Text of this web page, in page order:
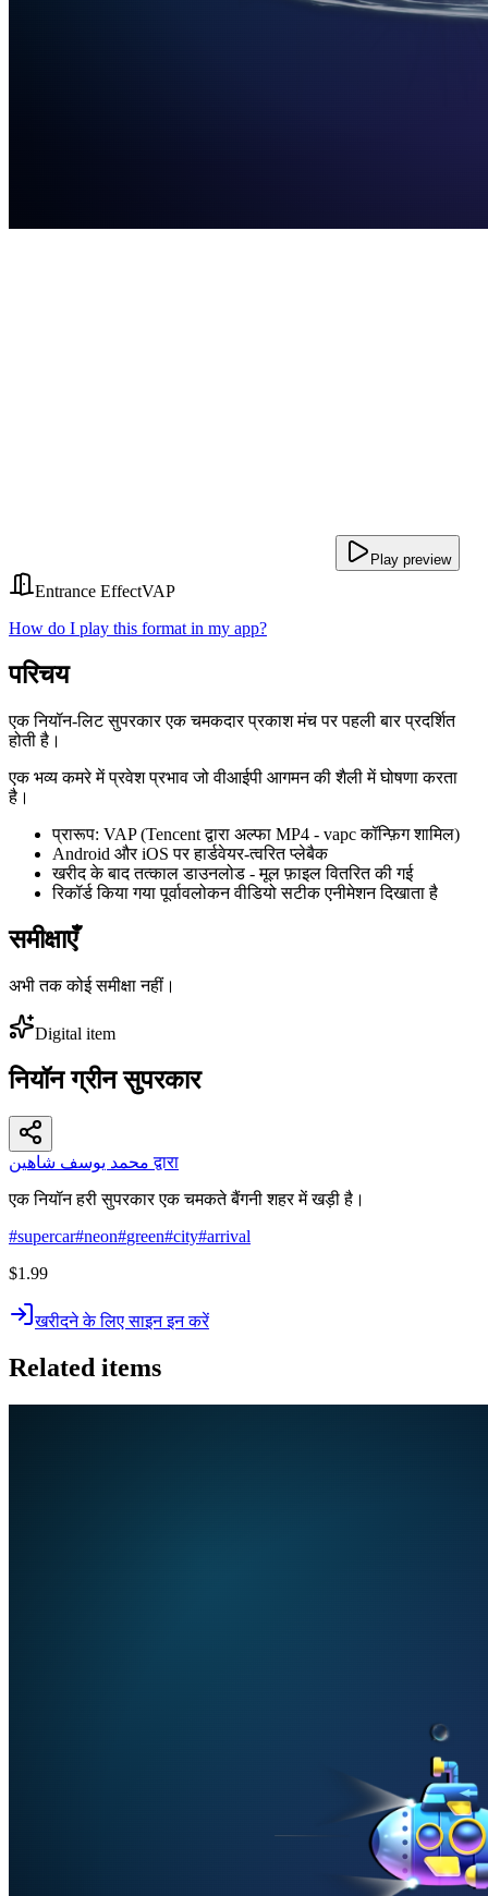
Play preview
Entrance EffectVAP
How do I play this format in my app?
परिचय
एक नियॉन-लिट सुपरकार एक चमकदार प्रकाश मंच पर पहली बार प्रदर्शित
होती है।
एक भव्य कमरे में प्रवेश प्रभाव जो वीआईपी आगमन की शैली में घोषणा करता
है।
प्रारूप: VAP (Tencent द्वारा अल्फा MP4 - vapc कॉन्फ़िग शामिल)
Android और iOS पर हार्डवेयर-त्वरित प्लेबैक
खरीद के बाद तत्काल डाउनलोड - मूल फ़ाइल वितरित की गई
रिकॉर्ड किया गया पूर्वावलोकन वीडियो सटीक एनीमेशन दिखाता है
समीक्षाएँ
अभी तक कोई समीक्षा नहीं।
Digital item
नियॉन ग्रीन सुपरकार
محمد يوسف شاهين द्वारा
एक नियॉन हरी सुपरकार एक चमकते बैंगनी शहर में खड़ी है।
#supercar#neon#green#city#arrival
$1.99
खरीदने के लिए साइन इन करें
Related items